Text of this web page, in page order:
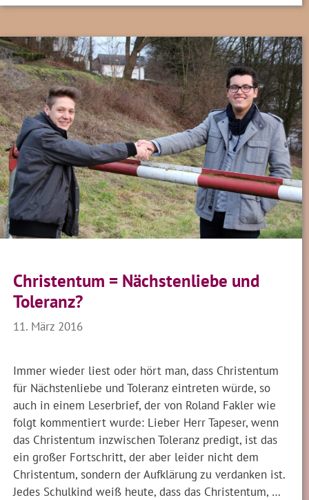
Christentum = Nächstenliebe und
Toleranz?
11. März 2016
Immer wieder liest oder hört man, dass Christentum
für Nächstenliebe und Toleranz eintreten würde, so
auch in einem Leserbrief, der von Roland Fakler wie
folgt kommentiert wurde: Lieber Herr Tapeser, wenn
das Christentum inzwischen Toleranz predigt, ist das
ein großer Fortschritt, der aber leider nicht dem
Christentum, sondern der Aufklärung zu verdanken ist.
Jedes Schulkind weiß heute, dass das Christentum, …